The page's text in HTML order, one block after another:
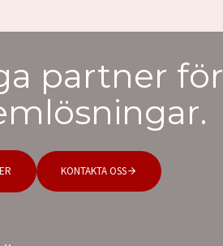
partner för
KONTAKTA OSS